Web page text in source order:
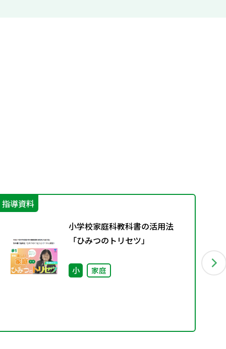
指導資料
小学校家庭科教科書の活用法
「ひみつのトリセツ」
小 家庭